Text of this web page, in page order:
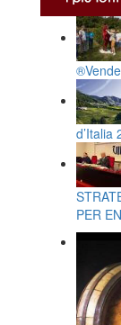
d’Italia
PER